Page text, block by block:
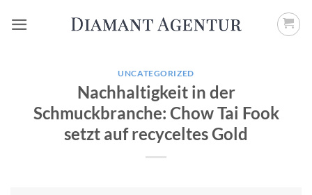
Inhalt
UNCATEGORIZED
Nachhaltigkeit in der
Schmuckbranche: Chow Tai Fook
setzt auf recyceltes Gold